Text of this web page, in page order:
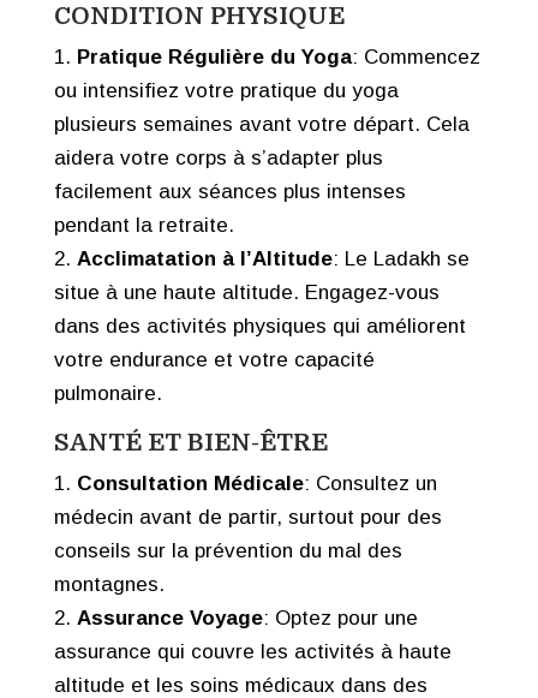
CONDITION PHYSIQUE
Pratique Régulière du Yoga: Commencez
ou intensifiez votre pratique du yoga
plusieurs semaines avant votre départ. Cela
aidera votre corps à s’adapter plus
facilement aux séances plus intenses
pendant la retraite.
Acclimatation à l’Altitude: Le Ladakh se
situe à une haute altitude. Engagez-vous
dans des activités physiques qui améliorent
votre endurance et votre capacité
pulmonaire.
SANTÉ ET BIEN-ÊTRE
Consultation Médicale: Consultez un
médecin avant de partir, surtout pour des
conseils sur la prévention du mal des
montagnes.
Assurance Voyage: Optez pour une
assurance qui couvre les activités à haute
altitude et les soins médicaux dans des